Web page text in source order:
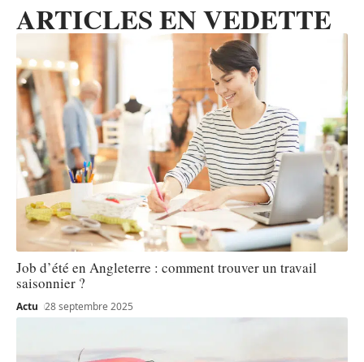
ARTICLES EN VEDETTE
Job d’été en Angleterre : comment trouver un travail
saisonnier ?
Actu 28 septembre 2025